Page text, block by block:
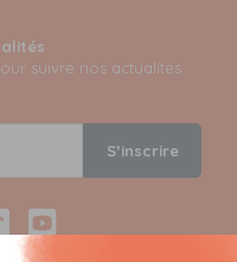
suivre nos actualités
S’inscrire
YouTube